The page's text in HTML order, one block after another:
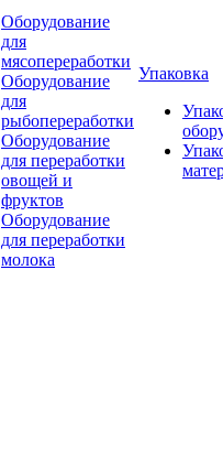
Оборудование
для
мясопереработки
Оборудование
для
рыбопереработки
Оборудование
для переработки
овощей и
фруктов
Оборудование
для переработки
молока
Упаковка